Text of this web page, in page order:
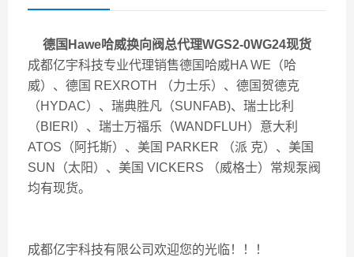
德国Hawe哈威换向阀总代理WGS2-0WG24现货
成都亿宇科技专业代理销售德国哈威HA WE（哈
威）、德国 REXROTH （力士乐）、德国贺德克
（HYDAC）、瑞典胜凡（SUNFAB)、瑞士比利
（BIERI）、瑞士万福乐（WANDFLUH）意大利
ATOS（阿托斯）、美国 PARKER （派 克）、美国
SUN（太阳）、美国 VICKERS （威格士）常规泵阀
均有现货。
成都亿宇科技有限公司欢迎您的光临！！！